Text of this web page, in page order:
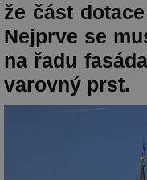
že část
Nejprve se
na řadu
varovný prst.